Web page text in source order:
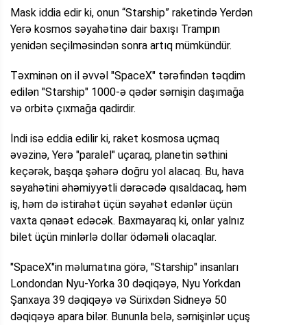
Mask iddia edir ki, onun “Starship” raketində Yerdən
Yerə kosmos səyahətinə dair baxışı Trampın
yenidən seçilməsindən sonra artıq mümkündür.
Təxminən on il əvvəl "SpaceX" tərəfindən təqdim
edilən "Starship" 1000-ə qədər sərnişin daşımağa
və orbitə çıxmağa qadirdir.
İndi isə eddia edilir ki, raket kosmosa uçmaq
əvəzinə, Yerə "paralel" uçaraq, planetin səthini
keçərək, başqa şəhərə doğru yol alacaq. Bu, hava
səyahətini əhəmiyyətli dərəcədə qısaldacaq, həm
iş, həm də istirahət üçün səyahət edənlər üçün
vaxta qənaət edəcək. Baxmayaraq ki, onlar yalnız
bilet üçün minlərlə dollar ödəməli olacaqlar.
"SpaceX"in məlumatına görə, "Starship" insanları
Londondan Nyu-Yorka 30 dəqiqəyə, Nyu Yorkdan
Şanxaya 39 dəqiqəyə və Sürixdən Sidneyə 50
dəqiqəyə apara bilər. Bununla belə, sərnişinlər uçuş